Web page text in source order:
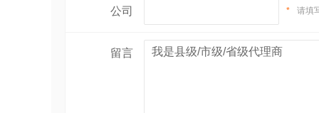
公司 * 请填
留言